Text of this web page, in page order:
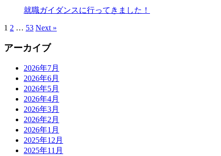
就職ガイダンスに行ってきました！
1 2 … 53 Next »
アーカイブ
2026年7月
2026年6月
2026年5月
2026年4月
2026年3月
2026年2月
2026年1月
2025年12月
2025年11月